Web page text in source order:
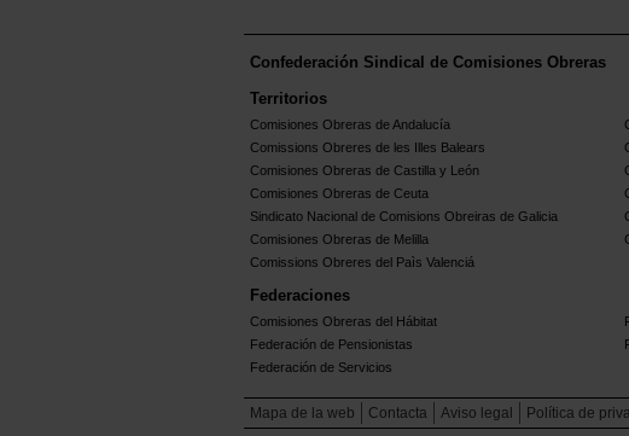
Confederación Sindical de Comisiones Obreras
Territorios
Comisiones Obreras de Andalucía
Comissions Obreres de les Illes Balears
Comisiones Obreras de Castilla y León
Comisiones Obreras de Ceuta
Sindicato Nacional de Comisions Obreiras de Galicia
Comisiones Obreras de Melilla
Comissions Obreres del Paìs Valenciá
Federaciones
Comisiones Obreras del Hábitat
Federación de Pensionistas
Federación de Servicios
Mapa de la web Contacta Aviso legal Política de